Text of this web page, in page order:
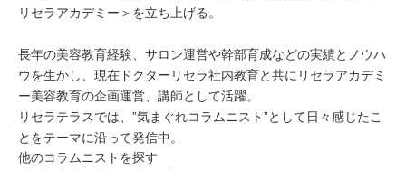
リセラアカデミー＞を立ち上げる。
長年の美容教育経験、サロン運営や幹部育成などの実績とノウハ
ウを生かし、現在ドクターリセラ社内教育と共にリセラアカデミ
ー美容教育の企画運営、講師として活躍。
リセラテラスでは、”気まぐれコラムニスト”として日々感じたこ
とをテーマに沿って発信中。
他のコラムニストを探す